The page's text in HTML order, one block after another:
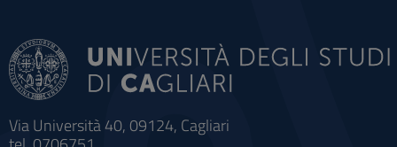
Via Università 40, 09124, Cagliari